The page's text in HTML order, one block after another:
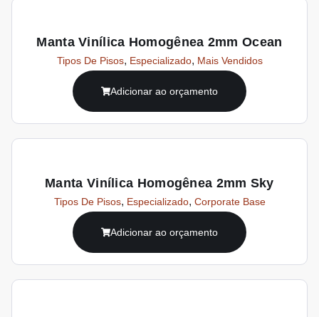
Manta Vinílica Homogênea 2mm Ocean
Tipos De Pisos, Especializado, Mais Vendidos
Adicionar ao orçamento
Manta Vinílica Homogênea 2mm Sky
Tipos De Pisos, Especializado, Corporate Base
Adicionar ao orçamento